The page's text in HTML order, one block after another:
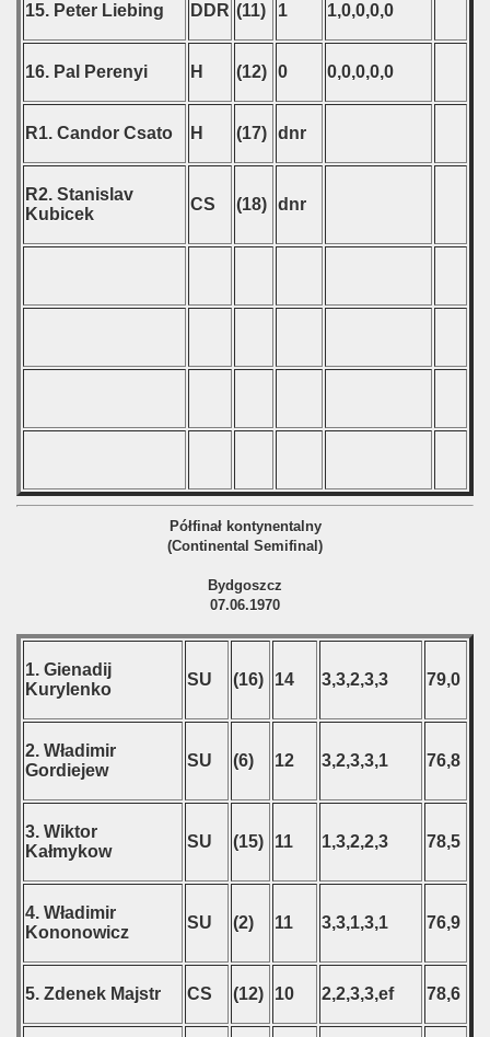
15. Peter Liebing DDR (11) 1 1,0,0,0,0
16. Pal Perenyi H (12) 0 0,0,0,0,0
R1. Candor Csato H (17) dnr
R2. Stanislav
Kubicek
CS (18) dnr
Półfinał kontynentalny
(Continental Semifinal)
Bydgoszcz
07.06.1970
1. Gienadij
Kurylenko
SU (16) 14 3,3,2,3,3 79,0
2. Władimir
Gordiejew
SU (6) 12 3,2,3,3,1 76,8
3. Wiktor
Kałmykow
SU (15) 11 1,3,2,2,3 78,5
4. Władimir
Kononowicz
SU (2) 11 3,3,1,3,1 76,9
5. Zdenek Majstr CS (12) 10 2,2,3,3,ef 78,6